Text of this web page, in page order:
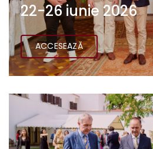
22-26 iunie 2026
ACCESEAZĂ